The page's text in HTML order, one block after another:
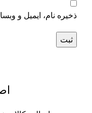
ذخیره نام، ایمیل و